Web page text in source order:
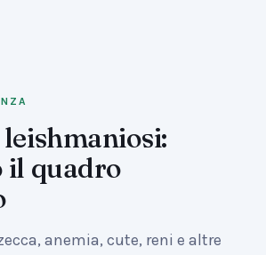
il quadro
anemia, cute, reni e altre